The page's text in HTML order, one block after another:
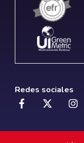
Redes sociales